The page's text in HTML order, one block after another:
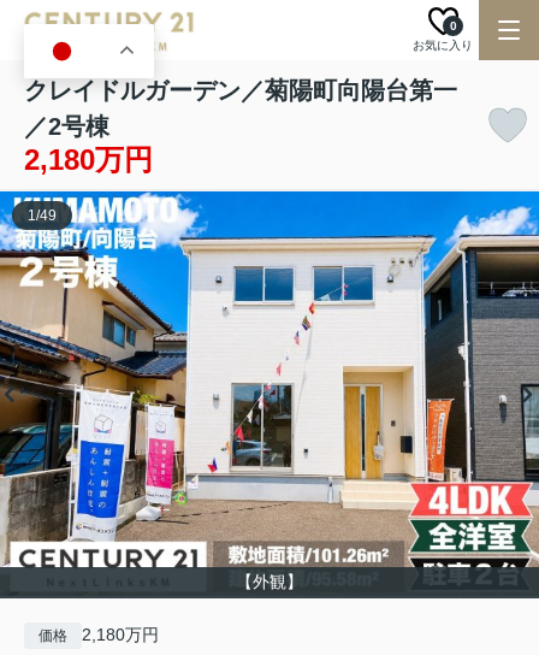
お気に入り
0
クレイドルガーデン／菊陽町向陽台第一
／2号棟
2,180万円
【外観】
1/49
価格 2,180万円